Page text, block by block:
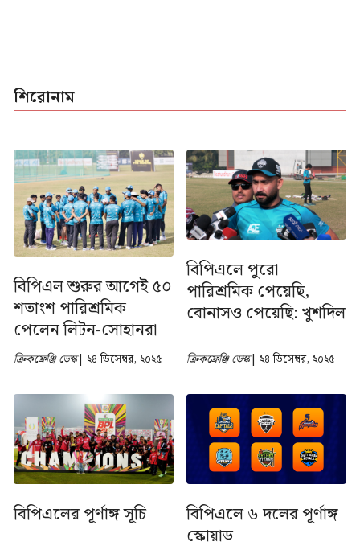
শিরোনাম
বিপিএল শুরুর আগেই ৫০
শতাংশ পারিশ্রমিক
পেলেন লিটন-সোহানরা
ক্রিকফ্রেঞ্জি ডেস্ক| ২৪ ডিসেম্বর, ২০২৫
বিপিএলে পুরো
পারিশ্রমিক পেয়েছি,
বোনাসও পেয়েছি: খুশদিল
ক্রিকফ্রেঞ্জি ডেস্ক| ২৪ ডিসেম্বর, ২০২৫
বিপিএলের পূর্ণাঙ্গ সূচি
বিপিএলে ৬ দলের পূর্ণাঙ্গ
স্কোয়াড